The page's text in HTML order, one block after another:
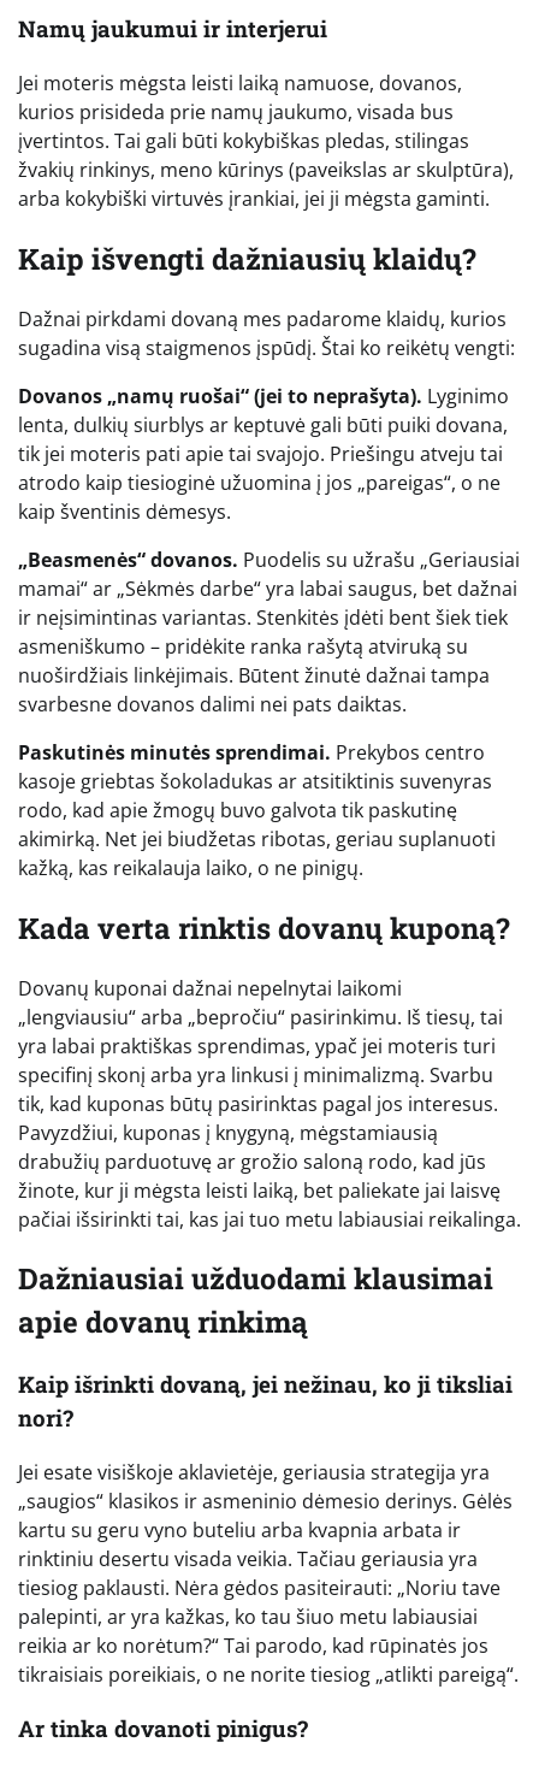
Namų jaukumui ir interjerui
Jei moteris mėgsta leisti laiką namuose, dovanos,
kurios prisideda prie namų jaukumo, visada bus
įvertintos. Tai gali būti kokybiškas pledas, stilingas
žvakių rinkinys, meno kūrinys (paveikslas ar skulptūra),
arba kokybiški virtuvės įrankiai, jei ji mėgsta gaminti.
Kaip išvengti dažniausių klaidų?
Dažnai pirkdami dovaną mes padarome klaidų, kurios
sugadina visą staigmenos įspūdį. Štai ko reikėtų vengti:
Dovanos „namų ruošai“ (jei to neprašyta). Lyginimo
lenta, dulkių siurblys ar keptuvė gali būti puiki dovana,
tik jei moteris pati apie tai svajojo. Priešingu atveju tai
atrodo kaip tiesioginė užuomina į jos „pareigas“, o ne
kaip šventinis dėmesys.
„Beasmenės“ dovanos. Puodelis su užrašu „Geriausiai
mamai“ ar „Sėkmės darbe“ yra labai saugus, bet dažnai
ir neįsimintinas variantas. Stenkitės įdėti bent šiek tiek
asmeniškumo – pridėkite ranka rašytą atviruką su
nuoširdžiais linkėjimais. Būtent žinutė dažnai tampa
svarbesne dovanos dalimi nei pats daiktas.
Paskutinės minutės sprendimai. Prekybos centro
kasoje griebtas šokoladukas ar atsitiktinis suvenyras
rodo, kad apie žmogų buvo galvota tik paskutinę
akimirką. Net jei biudžetas ribotas, geriau suplanuoti
kažką, kas reikalauja laiko, o ne pinigų.
Kada verta rinktis dovanų kuponą?
Dovanų kuponai dažnai nepelnytai laikomi
„lengviausiu“ arba „bepročiu“ pasirinkimu. Iš tiesų, tai
yra labai praktiškas sprendimas, ypač jei moteris turi
specifinį skonį arba yra linkusi į minimalizmą. Svarbu
tik, kad kuponas būtų pasirinktas pagal jos interesus.
Pavyzdžiui, kuponas į knygyną, mėgstamiausią
drabužių parduotuvę ar grožio saloną rodo, kad jūs
žinote, kur ji mėgsta leisti laiką, bet paliekate jai laisvę
pačiai išsirinkti tai, kas jai tuo metu labiausiai reikalinga.
Dažniausiai užduodami klausimai
apie dovanų rinkimą
Kaip išrinkti dovaną, jei nežinau, ko ji tiksliai
nori?
Jei esate visiškoje aklavietėje, geriausia strategija yra
„saugios“ klasikos ir asmeninio dėmesio derinys. Gėlės
kartu su geru vyno buteliu arba kvapnia arbata ir
rinktiniu desertu visada veikia. Tačiau geriausia yra
tiesiog paklausti. Nėra gėdos pasiteirauti: „Noriu tave
palepinti, ar yra kažkas, ko tau šiuo metu labiausiai
reikia ar ko norėtum?“ Tai parodo, kad rūpinatės jos
tikraisiais poreikiais, o ne norite tiesiog „atlikti pareigą“.
Ar tinka dovanoti pinigus?